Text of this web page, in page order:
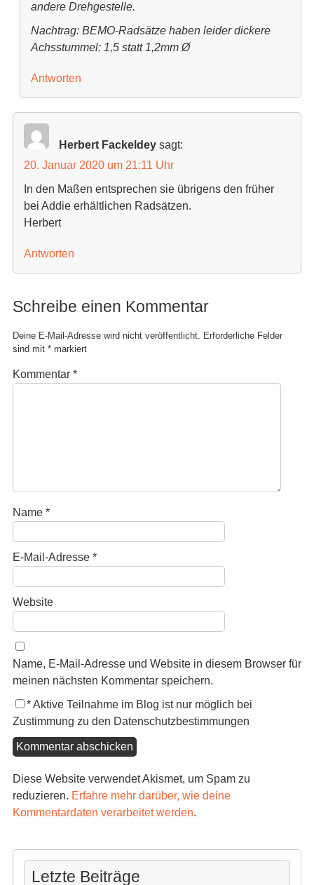
andere Drehgestelle.
Nachtrag: BEMO-Radsätze haben leider dickere
Achsstummel: 1,5 statt 1,2mm Ø
Antworten
Herbert Fackeldey sagt:
20. Januar 2020 um 21:11 Uhr
In den Maßen entsprechen sie übrigens den früher
bei Addie erhältlichen Radsätzen.
Herbert
Antworten
Schreibe einen Kommentar
Deine E-Mail-Adresse wird nicht veröffentlicht. Erforderliche Felder
sind mit *markiert
Kommentar *
Name *
E-Mail-Adresse *
Website
Name, E-Mail-Adresse und Website in diesem Browser für
meinen nächsten Kommentar speichern.
*Aktive Teilnahme im Blog ist nur möglich bei
Zustimmung zu den Datenschutzbestimmungen
Diese Website verwendet Akismet, um Spam zu
reduzieren. Erfahre mehr darüber, wie deine
Kommentardaten verarbeitet werden.
Letzte Beiträge